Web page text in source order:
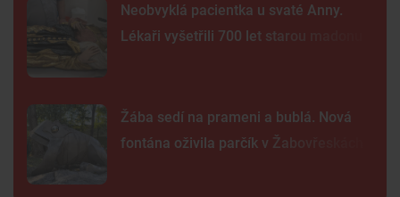
Neobvyklá pacientka u svaté Anny.
Lékaři vyšetřili 700 let starou madonu
Žába sedí na prameni a bublá. Nová
fontána oživila parčík v Žabovřeskách